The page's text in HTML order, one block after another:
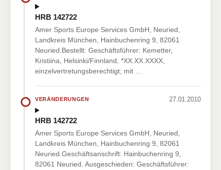
HRB 142722
Amer Sports Europe Services GmbH, Neuried,
Landkreis München, Hainbuchenring 9, 82061
Neuried.Bestellt: Geschäftsführer: Kemetter,
Kristiina, Helsinki/Finnland, *XX.XX.XXXX,
einzelvertretungsberechtigt; mit …
VERÄNDERUNGEN 27.01.2010
HRB 142722
Amer Sports Europe Services GmbH, Neuried,
Landkreis München, Hainbuchenring 9, 82061
Neuried.Geschäftsanschrift: Hainbuchenring 9,
82061 Neuried. Ausgeschieden: Geschäftsführer: